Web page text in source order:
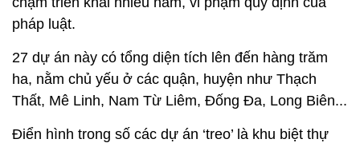
pháp luật.
27 dự án này có tổng diện tích lên đến hàng trăm
ha, nằm chủ yếu ở các quận, huyện như Thạch
Thất, Mê Linh, Nam Từ Liêm, Đống Đa, Long Biên...
Điển hình trong số các dự án ‘treo’ là khu biệt thự